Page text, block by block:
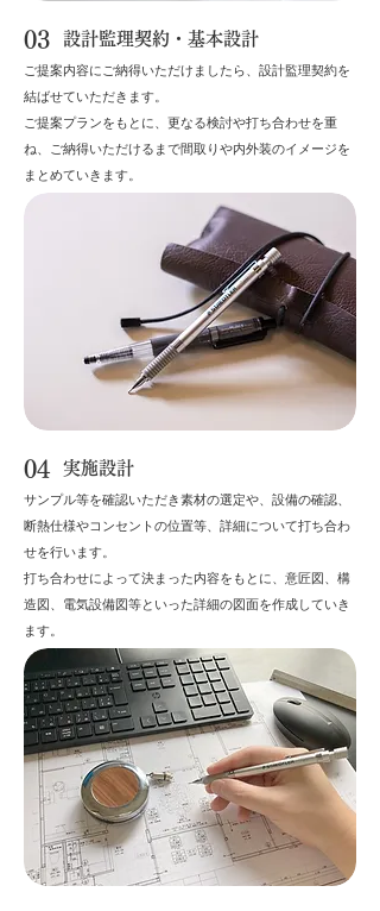
03 設計監理契約・基本設計
ご提案内容にご納得いただけましたら、設計監理契約を
結ばせていただきます。
​ご提案プランをもとに、更なる検討や打ち合わせを重
ね、ご納得いただけるまで間取りや内外装のイメージを
まとめていきます。
04 実施設計
サンプル等を確認いただき素材の選定や、設備の確認、
断熱仕様やコンセントの位置等、詳細について打ち合わ
せを行います。
打ち合わせによって決まった内容をもとに、意匠図、構
造図、電気設備図等といった詳細の図面を作成していき
ます。​